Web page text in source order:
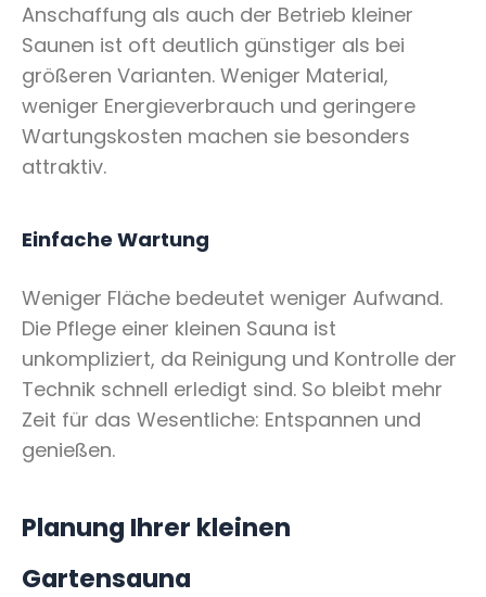
Anschaffung als auch der Betrieb kleiner
Saunen ist oft deutlich günstiger als bei
größeren Varianten. Weniger Material,
weniger Energieverbrauch und geringere
Wartungskosten machen sie besonders
attraktiv.
Einfache Wartung
Weniger Fläche bedeutet weniger Aufwand.
Die Pflege einer kleinen Sauna ist
unkompliziert, da Reinigung und Kontrolle der
Technik schnell erledigt sind. So bleibt mehr
Zeit für das Wesentliche: Entspannen und
genießen.
Planung Ihrer kleinen
Gartensauna